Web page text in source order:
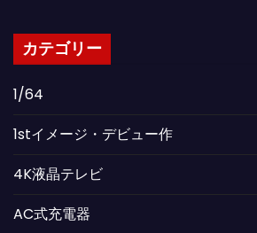
カテゴリー
1/64
1stイメージ・デビュー作
4K液晶テレビ
AC式充電器